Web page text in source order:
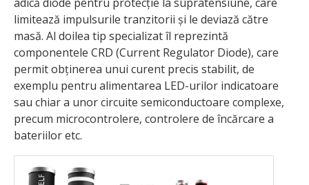
limitează impulsurile tranzitorii și le deviază către
masă. Al doilea tip specializat îl reprezintă
componentele CRD (Current Regulator Diode), care
permit obținerea unui curent precis stabilit, de
exemplu pentru alimentarea LED-urilor indicatoare
sau chiar a unor circuite semiconductoare complexe,
precum microcontrolere, controlere de încărcare a
bateriilor etc.